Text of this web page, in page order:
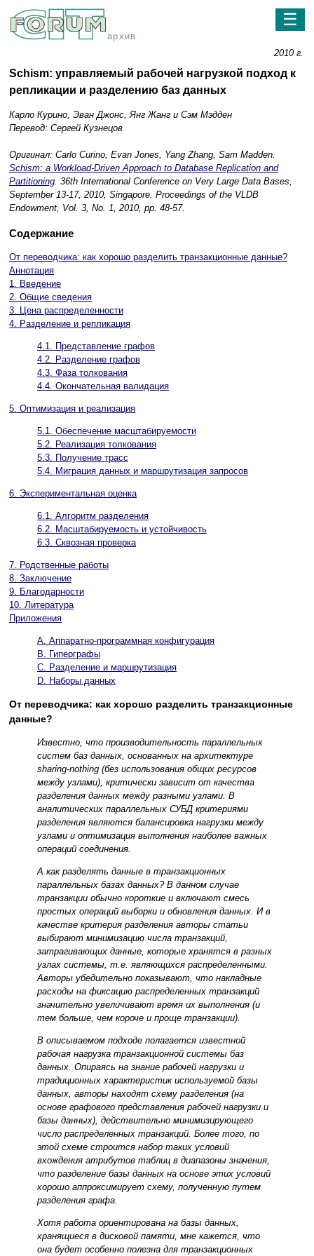
архив
☰
2010 г.
Schism: управляемый рабочей нагрузкой подход к
репликации и разделению баз данных
Карло Курино, Эван Джонс, Янг Жанг и Сэм Мэдден
Перевод: Сергей Кузнецов
Оригинал: Carlo Curino, Evan Jones, Yang Zhang, Sam Madden.
Schism: a Workload-Driven Approach to Database Replication and
Partitioning. 36th International Conference on Very Large Data Bases,
September 13-17, 2010, Singapore. Proceedings of the VLDB
Endowment, Vol. 3, No. 1, 2010, pp. 48-57.
Содержание
От переводчика: как хорошо разделить транзакционные данные?
Аннотация
1. Введение
2. Общие сведения
3. Цена распределенности
4. Разделение и репликация
4.1. Представление графов
4.2. Разделение графов
4.3. Фаза толкования
4.4. Окончательная валидация
5. Оптимизация и реализация
5.1. Обеспечение масштабируемости
5.2. Реализация толкования
5.3. Получение трасс
5.4. Миграция данных и маршрутизация запросов
6. Экспериментальная оценка
6.1. Алгоритм разделения
6.2. Масштабируемость и устойчивость
6.3. Сквозная проверка
7. Родственные работы
8. Заключение
9. Благодарности
10. Литература
Приложения
A. Аппаратно-программная конфигурация
B. Гиперграфы
C. Разделение и маршрутизация
D. Наборы данных
От переводчика: как хорошо разделить транзакционные
данные?
Известно, что производительность параллельных
систем баз данных, основанных на архитектуре
sharing-nothing (без использования общих ресурсов
между узлами), критически зависит от качества
разделения данных между разными узлами. В
аналитических параллельных СУБД критериями
разделения являются балансировка нагрузки между
узлами и оптимизация выполнения наиболее важных
операций соединения.
А как разделять данные в транзакционных
параллельных базах данных? В данном случае
транзакции обычно короткие и включают смесь
простых операций выборки и обновления данных. И в
качестве критерия разделения авторы статьи
выбирают минимизацию числа транзакций,
затрагивающих данные, которые хранятся в разных
узлах системы, т.е. являющихся распределенными.
Авторы убедительно показывают, что накладные
расходы на фиксацию распределенных транзакций
значительно увеличивают время их выполнения (и
тем больше, чем короче и проще транзакции).
В описываемом подходе полагается известной
рабочая нагрузка транзакционной системы баз
данных. Опираясь на знание рабочей нагрузки и
традиционных характеристик используемой базы
данных, авторы находят схему разделения (на
основе графового представления рабочей нагрузки и
базы данных), действительно минимизирующего
число распределенных транзакций. Более того, по
этой схеме строится набор таких условий
вхождения атрибутов таблиц в диапазоны значения,
что разделение базы данных на основе этих условий
хорошо аппроксимирует схему, полученную путем
разделения графа.
Хотя работа ориентирована на базы данных,
хранящиеся в дисковой памяти, мне кажется, что
она будет особенно полезна для транзакционных